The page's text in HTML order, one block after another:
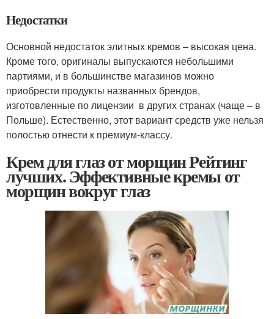
Недостатки
Основной недостаток элитных кремов – высокая цена.
Кроме того, оригиналы выпускаются небольшими
партиями, и в большинстве магазинов можно
приобрести продукты названных брендов,
изготовленные по лицензии в других странах (чаще – в
Польше). Естественно, этот вариант средств уже нельзя
полостью отнести к премиум-классу.
Крем для глаз от морщин Рейтинг
лучших. Эффективные кремы от
морщин вокруг глаз